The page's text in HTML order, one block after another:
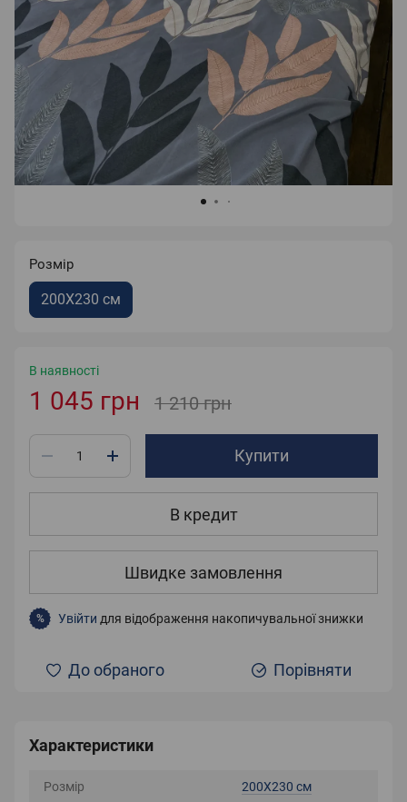
Розмір
200Х230 см
В наявності
1 045 грн 1 210 грн
Купити
В кредит
Швидке замовлення
% Увійти для відображення накопичувальної знижки
До обраного Порівняти
Характеристики
Розмір 200Х230 см